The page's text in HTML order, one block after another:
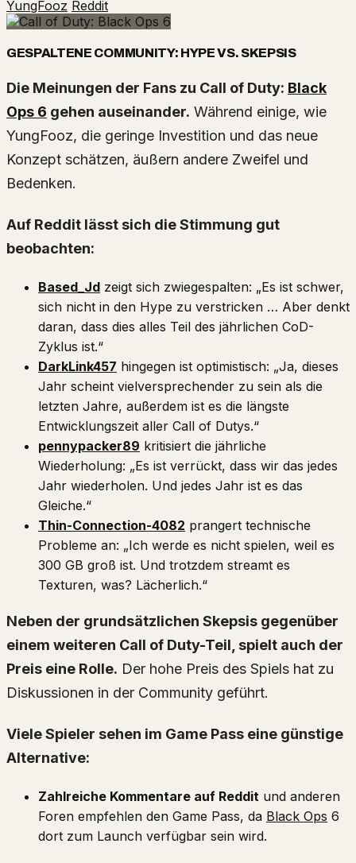
YungFooz Reddit
GESPALTENE COMMUNITY: HYPE VS. SKEPSIS
Die Meinungen der Fans zu Call of Duty: Black
Ops 6 gehen auseinander. Während einige, wie
YungFooz, die geringe Investition und das neue
Konzept schätzen, äußern andere Zweifel und
Bedenken.
Auf Reddit lässt sich die Stimmung gut
beobachten:
Based_Jd zeigt sich zwiegespalten: „Es ist schwer,
sich nicht in den Hype zu verstricken … Aber denkt
daran, dass dies alles Teil des jährlichen CoD-
Zyklus ist.“
DarkLink457 hingegen ist optimistisch: „Ja, dieses
Jahr scheint vielversprechender zu sein als die
letzten Jahre, außerdem ist es die längste
Entwicklungszeit aller Call of Dutys.“
pennypacker89 kritisiert die jährliche
Wiederholung: „Es ist verrückt, dass wir das jedes
Jahr wiederholen. Und jedes Jahr ist es das
Gleiche.“
Thin-Connection-4082 prangert technische
Probleme an: „Ich werde es nicht spielen, weil es
300 GB groß ist. Und trotzdem streamt es
Texturen, was? Lächerlich.“
Neben der grundsätzlichen Skepsis gegenüber
einem weiteren Call of Duty-Teil, spielt auch der
Preis eine Rolle. Der hohe Preis des Spiels hat zu
Diskussionen in der Community geführt.
Viele Spieler sehen im Game Pass eine günstige
Alternative:
Zahlreiche Kommentare auf Reddit und anderen
Foren empfehlen den Game Pass, da Black Ops 6
dort zum Launch verfügbar sein wird.